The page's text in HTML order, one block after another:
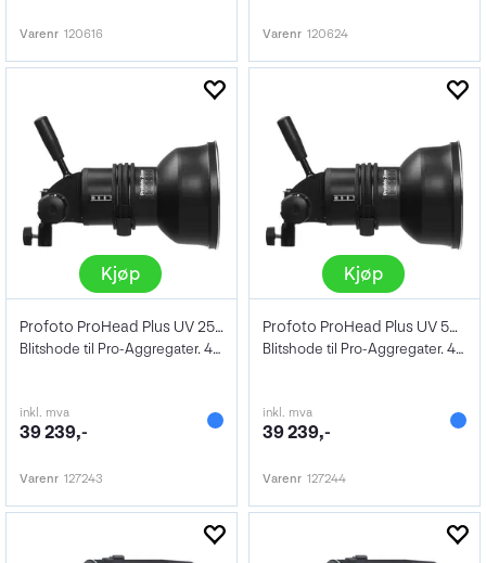
Varenr 120616 Varenr 120624
Kjøp
Profoto ProHead Plus UV 250W m/Zoom Refl
Blitshode til Pro-Aggregater. 4800Ws
inkl. mva
39 239,-
Varenr 127243
Kjøp
Profoto ProHead Plus UV 500W m/Zoom Refl
Blitshode til Pro-Aggregater. 4800Ws
inkl. mva
39 239,-
Varenr 127244